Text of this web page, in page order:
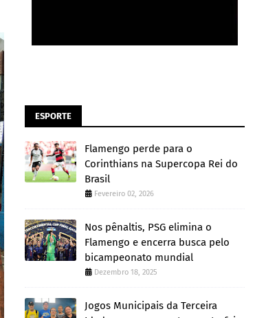
ESPORTE
Flamengo perde para o
Corinthians na Supercopa Rei do
Brasil
Fevereiro 02, 2026
Nos pênaltis, PSG elimina o
Flamengo e encerra busca pelo
bicampeonato mundial
Dezembro 18, 2025
Jogos Municipais da Terceira